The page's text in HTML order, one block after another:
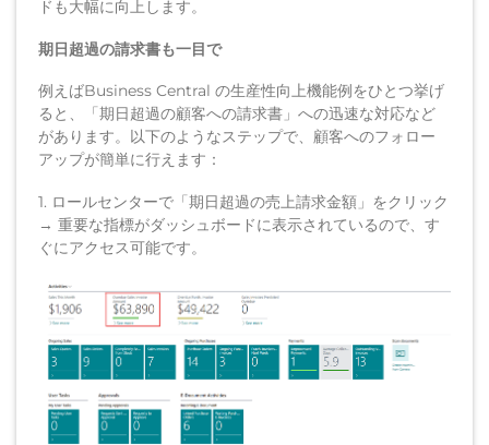
ドも大幅に向上します。
期日超過の請求書も一目で
例えばBusiness Central の生産性向上機能例をひとつ挙げ
ると、「期日超過の顧客への請求書」への迅速な対応など
があります。以下のようなステップで、顧客へのフォロー
アップが簡単に行えます：
1. ロールセンターで「期日超過の売上請求金額」をクリック
→ 重要な指標がダッシュボードに表示されているので、す
ぐにアクセス可能です。